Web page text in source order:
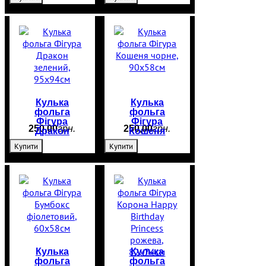
Кулька
фольга
Фігура
Дракон
зелений,
95х94см
250,00грн.
Купити
Кулька
фольга
Фігура
Кошеня
чорне,
90х58см
250,00грн.
Купити
Кулька
фольга
Кулька
фольга